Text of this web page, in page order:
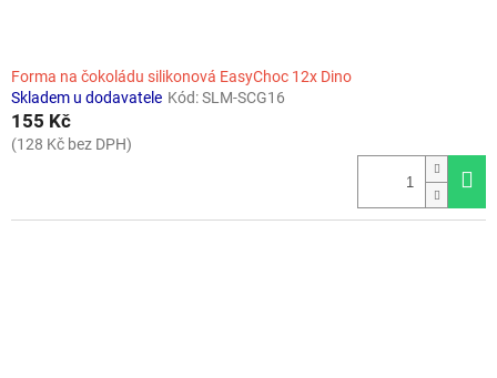
Forma na čokoládu silikonová EasyChoc 12x Dino
Skladem u dodavatele Kód:SLM-SCG16
155 Kč
(128 Kč bez DPH)